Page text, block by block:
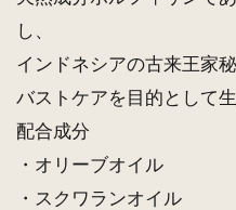
し、
インドネシアの古来王家
バストケアを目的として
配合成分
・オリーブオイル
・スクワランオイル